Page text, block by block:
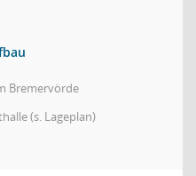
Bremervörde
(s. Lageplan)